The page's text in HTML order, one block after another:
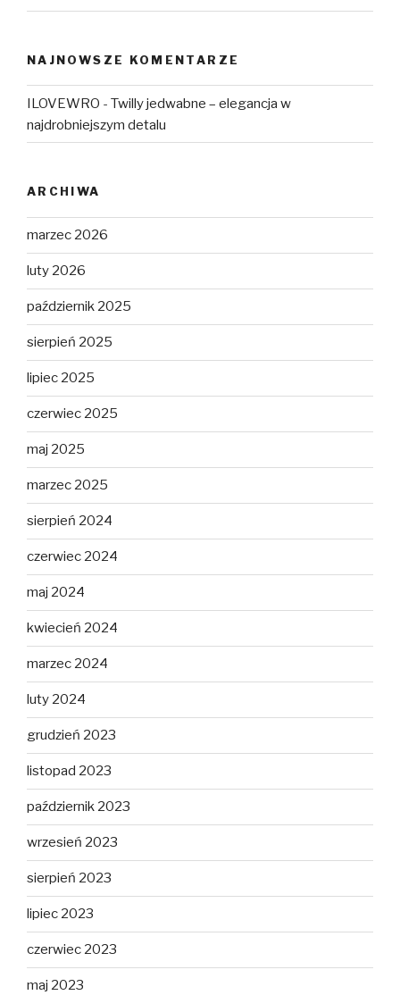
NAJNOWSZE KOMENTARZE
ILOVEWRO - Twilly jedwabne – elegancja w
najdrobniejszym detalu
ARCHIWA
marzec 2026
luty 2026
październik 2025
sierpień 2025
lipiec 2025
czerwiec 2025
maj 2025
marzec 2025
sierpień 2024
czerwiec 2024
maj 2024
kwiecień 2024
marzec 2024
luty 2024
grudzień 2023
listopad 2023
październik 2023
wrzesień 2023
sierpień 2023
lipiec 2023
czerwiec 2023
maj 2023